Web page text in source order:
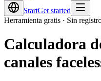
StartGet started
Herramienta gratis · Sin
Calculadora
canales